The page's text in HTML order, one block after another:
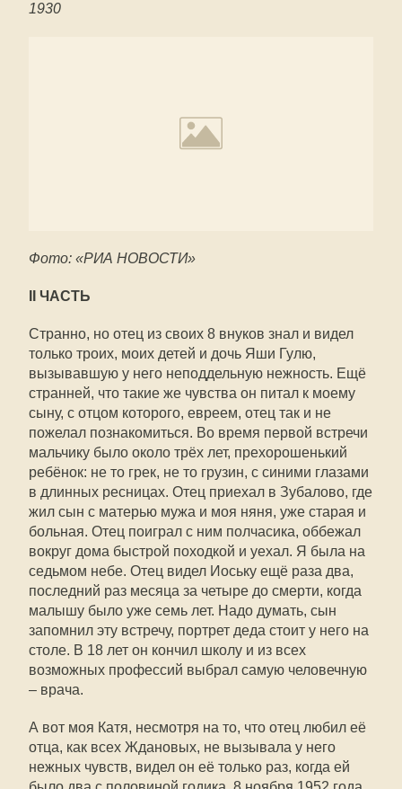
1930
Фото: «РИА НОВОСТИ»
II ЧАСТЬ
Странно, но отец из своих 8 внуков знал и видел
только троих, моих детей и дочь Яши Гулю,
вызывавшую у него неподдельную нежность. Ещё
странней, что такие же чувства он питал к моему
сыну, с отцом которого, евреем, отец так и не
пожелал познакомиться. Во время первой встречи
мальчику было около трёх лет, прехорошенький
ребёнок: не то грек, не то грузин, с синими глазами
в длинных ресницах. Отец приехал в Зубалово, где
жил сын с матерью мужа и моя няня, уже старая и
больная. Отец поиграл с ним полчасика, оббежал
вокруг дома быстрой походкой и уехал. Я была на
седьмом небе. Отец видел Иоську ещё раза два,
последний раз месяца за четыре до смерти, когда
малышу было уже семь лет. Надо думать, сын
запомнил эту встречу, портрет деда стоит у него на
столе. В 18 лет он кончил школу и из всех
возможных профессий выбрал самую человечную
– врача.
А вот моя Катя, несмотря на то, что отец любил её
отца, как всех Ждановых, не вызывала у него
нежных чувств, видел он её только раз, когда ей